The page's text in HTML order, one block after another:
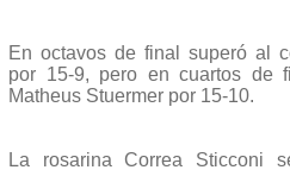
En octavos de final superó al
por 15-9, pero en cuartos de
Matheus Stuermer por 15-10.
La rosarina Correa Sticconi